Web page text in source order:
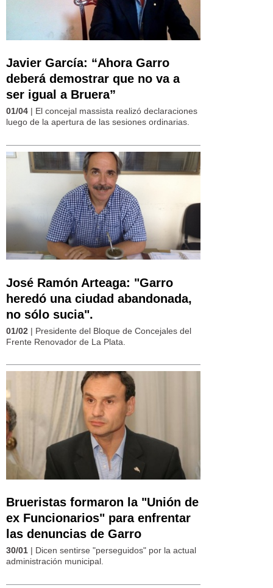
Javier García: “Ahora Garro
deberá demostrar que no va a
ser igual a Bruera” ​
01/04 | El concejal massista realizó declaraciones
luego de la apertura de las sesiones ordinarias.
José Ramón Arteaga: "Garro
heredó una ciudad abandonada,
no sólo sucia".
01/02 | Presidente del Bloque de Concejales del
Frente Renovador de La Plata.
Brueristas formaron la "Unión de
ex Funcionarios" para enfrentar
las denuncias de Garro
30/01 | Dicen sentirse "perseguidos" por la actual
administración municipal.